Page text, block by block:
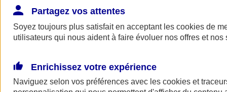
Partagez vos attentes
Soyez toujours plus satisfait en acceptant les cookies de
utilisateurs qui nous aident à faire évoluer nos offres et nos
Enrichissez votre expérience
Naviguez selon vos préférences avec les cookies et